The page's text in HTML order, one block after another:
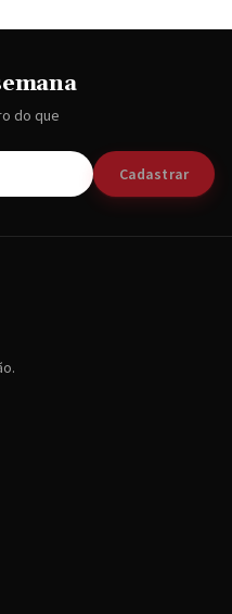
do que
Cadastrar